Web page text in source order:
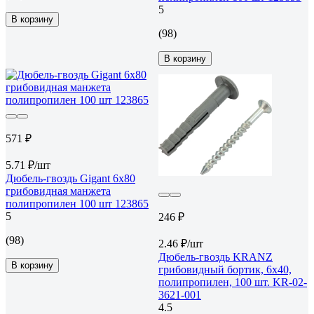
В корзину
5
(98)
В корзину
571 ₽
5.71 ₽/шт
Дюбель-гвоздь Gigant 6x80
грибовидная манжета
полипропилен 100 шт 123865
5
(98)
В корзину
246 ₽
2.46 ₽/шт
Дюбель-гвоздь KRANZ
грибовидный бортик, 6x40,
полипропилен, 100 шт. KR-02-
3621-001
4.5